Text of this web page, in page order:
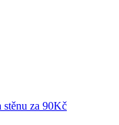
stěnu za 90Kč